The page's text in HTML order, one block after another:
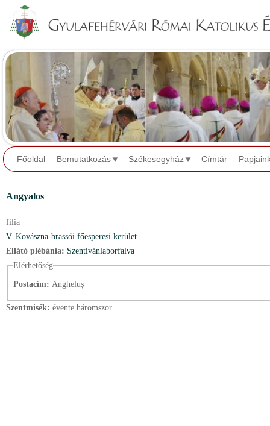
Főoldal Bemutatkozás Székesegyház Címtár
Angyalos
filia
V. Kovászna-brassói főesperesi kerület
Ellátó plébánia: Szentivánlaborfalva
Elérhetőség
Postacím: Angheluș
Szentmisék: évente háromszor